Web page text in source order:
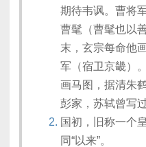
期待韦讽。曹将
曹髦（曹髦也以
末，玄宗每命他
军（宿卫京畿）
画马图，据清朱
彭家，苏轼曾写过
国初，旧称一个
同“以来”。